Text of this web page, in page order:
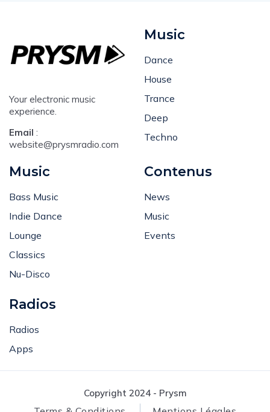
Your electronic music
experience.
Email :
website@prysmradio.com
Music
Dance
House
Trance
Deep
Techno
Music
Bass Music
Indie Dance
Lounge
Classics
Nu-Disco
Contenus
News
Music
Events
Radios
Radios
Apps
Copyright 2024 - Prysm